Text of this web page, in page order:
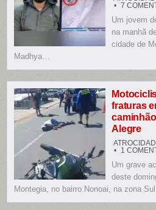
7
Um jovem
na manhã
cidade de
Madhya…
fraturas
Alegre
1
Um grave
deste
Montegia, no bairro Nonoai, na zona